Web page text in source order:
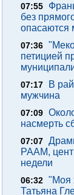
07:55
без
опасаются
07:36
петицией
07:17
В
мужчина
07:09
насмерть
07:07
РААМ,
недели
06:32 "Моя
Татьяна